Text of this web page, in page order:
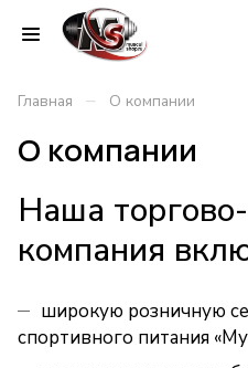
Главная – О компании
О компании
Наша
компания
широкую розничную
спортивного питания